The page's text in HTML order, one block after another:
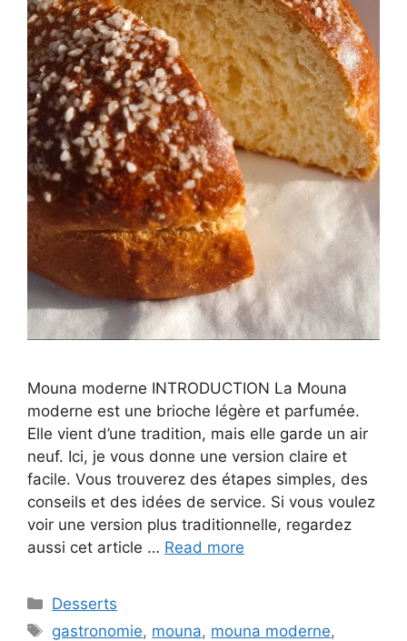
Mouna moderne INTRODUCTION La Mouna
moderne est une brioche légère et parfumée.
Elle vient d’une tradition, mais elle garde un air
neuf. Ici, je vous donne une version claire et
facile. Vous trouverez des étapes simples, des
conseils et des idées de service. Si vous voulez
voir une version plus traditionnelle, regardez
aussi cet article … Read more
Categories
Desserts
Tags
gastronomie, mouna, mouna moderne,